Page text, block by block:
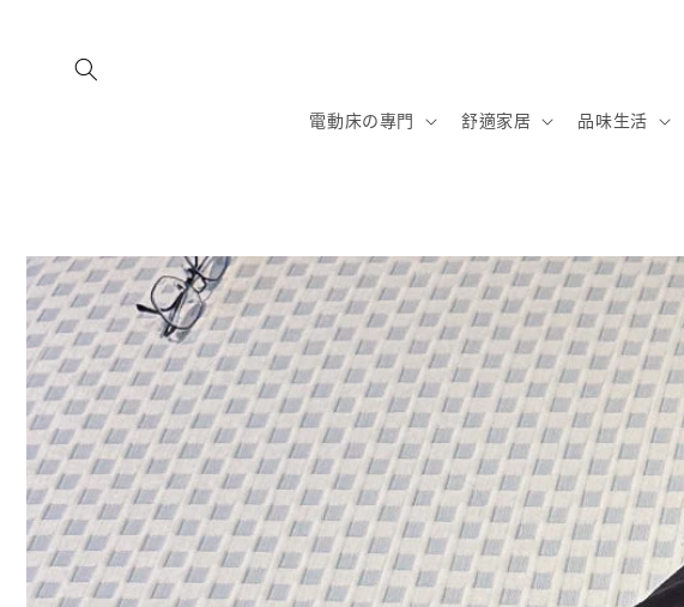
電動床の專門 舒適家居 品味生活